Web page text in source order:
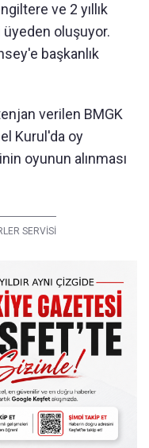
ve 2 yıllık
oluşuyor.
başkanlık
verilen BMGK
Kurul'da oy
oyunun alınması
SERVİSİ